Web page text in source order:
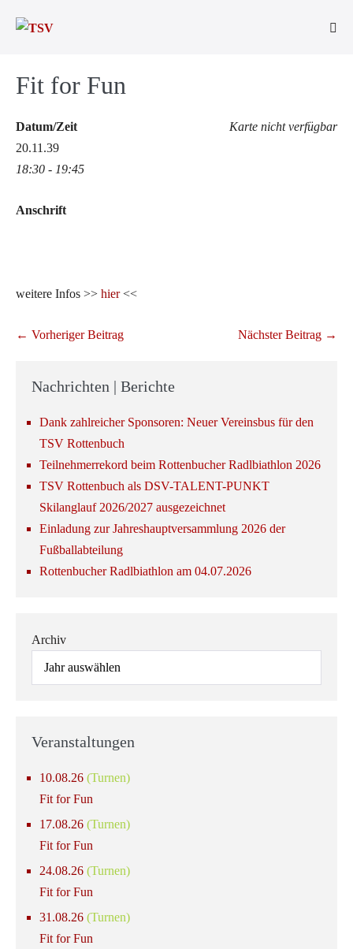
Inhalt
Fit for Fun
Karte nicht verfügbar
Datum/Zeit
20.11.39
18:30 - 19:45
Anschrift
weitere Infos >> hier<<
Beitragsnavigation
← Vorheriger Beitrag Nächster Beitrag →
Nachrichten | Berichte
Dank zahlreicher Sponsoren: Neuer Vereinsbus für den
TSV Rottenbuch
Teilnehmerrekord beim Rottenbucher Radlbiathlon 2026
TSV Rottenbuch als DSV-TALENT-PUNKT
Skilanglauf 2026/2027 ausgezeichnet
Einladung zur Jahreshauptversammlung 2026 der
Fußballabteilung
Rottenbucher Radlbiathlon am 04.07.2026
Archiv
Veranstaltungen
10.08.26 (Turnen)
Fit for Fun
17.08.26 (Turnen)
Fit for Fun
24.08.26 (Turnen)
Fit for Fun
31.08.26 (Turnen)
Fit for Fun